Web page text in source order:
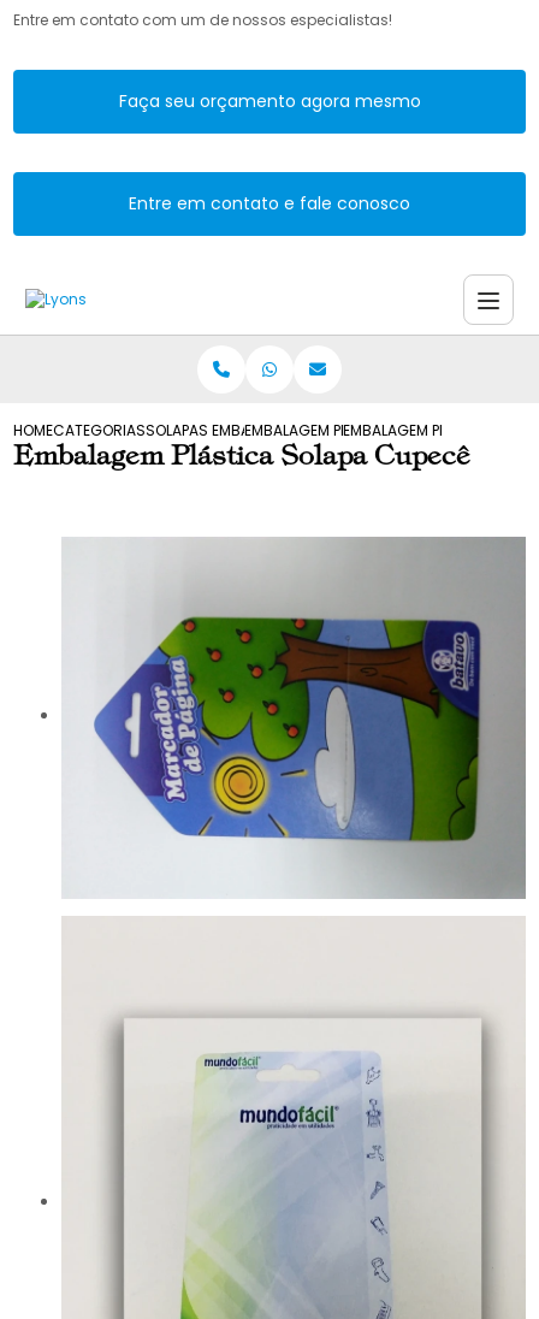
Entre em contato com um de nossos especialistas!
Faça seu orçamento agora mesmo
Entre em contato e fale conosco
HOMECATEGORIASSOLAPAS EMBALAGENSEMBALAGEM PLASTICA SOLAPA
EMBALAGEM PLASTICA
Embalagem Plástica Solapa Cupecê